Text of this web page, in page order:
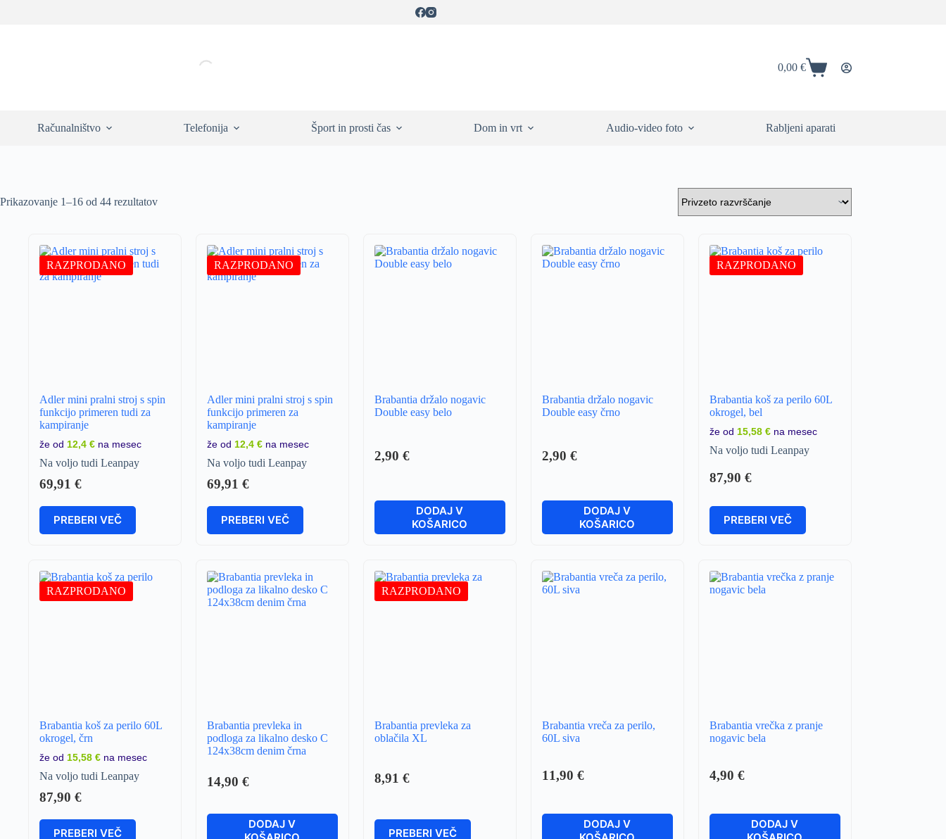
Shopping
0,00 €
Računalništvo Telefonija Šport in prosti čas Dom in vrt Audio-video foto Rabljeni aparati
Prikazovanje 1–16 od 44 rezultatov
RAZPRODANO
Adler mini pralni stroj s spin
funkcijo primeren tudi za
kampiranje
že od 12,4 € na mesec
Na voljo tudi Leanpay
69,91 €
PREBERI VEČ
RAZPRODANO
Adler mini pralni stroj s spin
funkcijo primeren za
kampiranje
že od 12,4 €na mesec
Na voljo tudi Leanpay
69,91 €
PREBERI VEČ
Brabantia držalo nogavic
Double easy belo
2,90 €
DODAJ V
KOŠARICO
Brabantia držalo nogavic
Double easy črno
2,90 €
DODAJ V
KOŠARICO
RAZPRODANO
Brabantia koš za perilo 60L
okrogel, bel
že od 15,58 €na mesec
Na voljo tudi Leanpay
87,90 €
PREBERI VEČ
RAZPRODANO
Brabantia koš za perilo 60L
okrogel, črn
že od 15,58 € na mesec
Na voljo tudi Leanpay
87,90 €
PREBERI VEČ
Brabantia prevleka in
podloga za likalno desko C
124x38cm denim črna
14,90 €
DODAJ V
RAZPRODANO
Brabantia prevleka za
oblačila XL
8,91 €
PREBERI VEČ
Brabantia vreča za perilo,
60L siva
11,90 €
DODAJ V
Brabantia vrečka z pranje
nogavic bela
4,90 €
DODAJ V